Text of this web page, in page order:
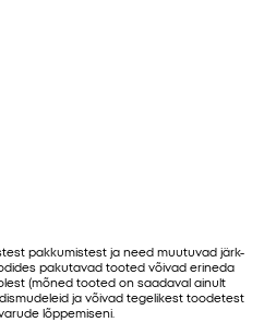
pakkumistest ja need muutuvad järk-
pakutavad tooted võivad erineda
(mõned tooted on saadaval ainult
ja võivad tegelikest toodetest
lõppemiseni.